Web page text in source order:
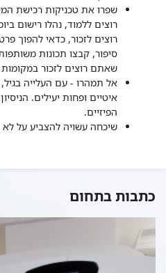
שפרו את טכניקות רכישת
רוצים ללמוד, נהלו רישום
רוצים לזכור, כדאי להפוך
סיפור, קבצו תכונות
שאתם רוצים לזכור
אל תמהרו - עם העלייה
איטיים ופחות יעילים.
הפיזיים.
שיכחה עשויה להצביע על לא
כתבות בתחום